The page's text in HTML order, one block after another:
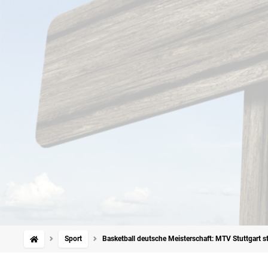
Sport Basketball deutsche Meisterschaft: MTV Stuttgart